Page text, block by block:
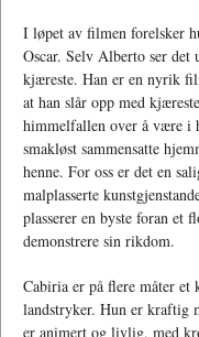
I løpet av filmen forelsker
Oscar. Selv Alberto ser det
kjæreste. Han er en nyrik
at han slår opp med
himmelfallen over å være i
smakløst sammensatte
henne. For oss er det en
malplasserte
plasserer en byste foran et
demonstrere sin rikdom.
Cabiria er på flere måter
landstryker. Hun er kraftig
er animert og livlig, med